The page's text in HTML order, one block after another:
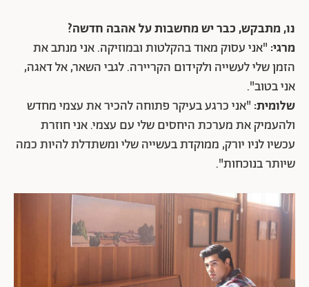
נו, מתבקש, כבר יש מחשבות על אהבה חדשה?
מרגי: "אני עסוק מאוד בהקלטות ובמוזיקה. אני מנתב את
הזמן שלי לעשייה ולקידום הקריירה. לגבי השאר, אל דאגה,
אני בטוב".
שלומית: "אני כרגע בעיקר פתוחה להכיר את עצמי מחדש
ולהעמיק את מערכת היחסים שלי עם עצמי. אני חוזרת
עכשיו לניו יורק, ממוקדת בעשייה שלי ומשתדלת להיות כמה
שיותר בנוכחות".